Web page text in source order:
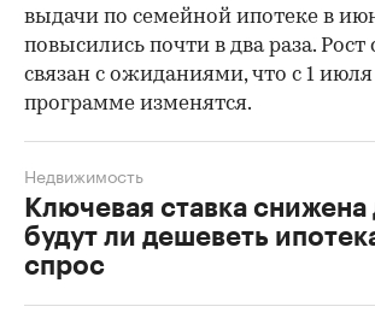
выдачи по семейной ипотеке в
повысились почти в два раза. Рост
связан с ожиданиями, что с 1 июля
программе изменятся.
Ключевая ставка снижена
будут ли дешеветь
спрос
Недвижимость